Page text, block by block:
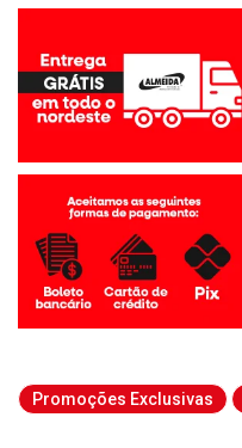
Promoções Exclusivas